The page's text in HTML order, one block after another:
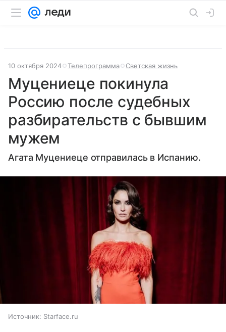
10 октября 2024 Телепрограмма Светская жизнь
Муцениеце покинула
Россию после судебных
разбирательств с бывшим
мужем
Агата Муцениеце отправилась в Испанию.
Источник: Starface.ru